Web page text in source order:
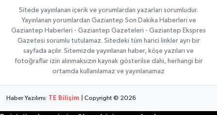
Sitede yayınlanan içerik ve yorumlardan yazarları sorumludur.
Yayınlanan yorumlardan Gaziantep Son Dakika Haberleri ve
Gaziantep Haberleri - Gaziantep Gazeteleri - Gaziantep Ekspres
Gazetesi sorumlu tutulamaz. Sitedeki tüm harici linkler ayrı bir
sayfada açılır. Sitemizde yayınlanan haber, köşe yazıları ve
fotoğraflar izin alınmaksızın kaynak gösterilse dahi, herhangi bir
ortamda kullanılamaz ve yayınlanamaz
Haber Yazılımı: TE Bilişim | Copyright © 2026